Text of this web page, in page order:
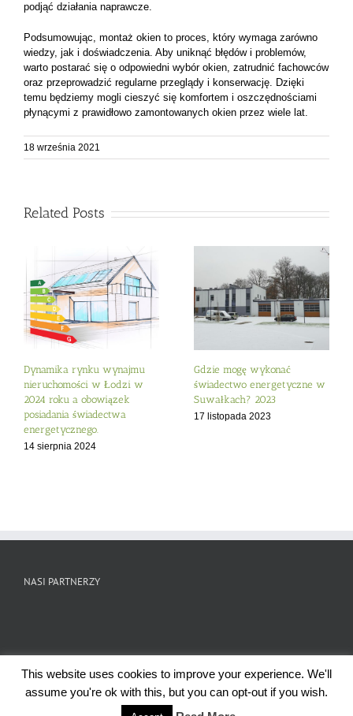
podjąć działania naprawcze.
Podsumowując, montaż okien to proces, który wymaga zarówno
wiedzy, jak i doświadczenia. Aby uniknąć błędów i problemów,
warto postarać się o odpowiedni wybór okien, zatrudnić fachowców
oraz przeprowadzić regularne przeglądy i konserwację. Dzięki
temu będziemy mogli cieszyć się komfortem i oszczędnościami
płynącymi z prawidłowo zamontowanych okien przez wiele lat.
18 września 2021
Related Posts
Dynamika rynku wynajmu
nieruchomości w Łodzi w
2024 roku a obowiązek
posiadania świadectwa
energetycznego.
14 sierpnia 2024
Gdzie mogę wykonać
świadectwo energetyczne w
Suwałkach? 2023
17 listopada 2023
NASI PARTNERZY
This website uses cookies to improve your experience. We'll
assume you're ok with this, but you can opt-out if you wish.